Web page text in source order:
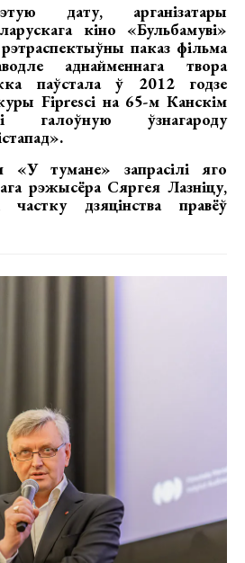
дату, арганізатары
кіно «Бульбамуві»
паказ фільма
аднайменнага твора
паўстала ў 2012 годзе
Fipresci на 65-м Канскім
і галоўную ўзнагароду
«У тумане» запрасілі яго
рэжысёра Сяргея Лазніцу,
частку дзяцінства правёў